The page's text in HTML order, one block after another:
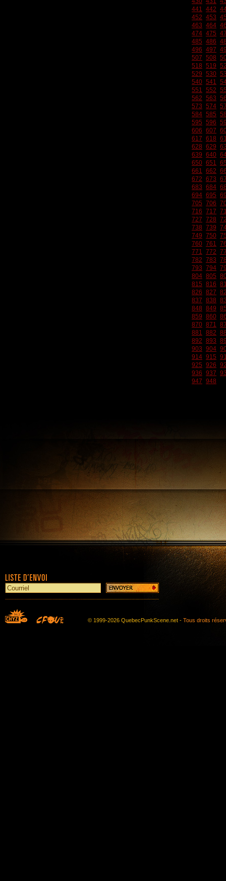
441 442
452 453
463 464
474 475
485 486
496 497
507 508
518 519
529 530
540 541
551 552
562 563
573 574
584 585
595 596
606 607
617 618
628 629
639 640
650 651
661 662
672 673
683 684
694 695
705 706
716 717
727 728
738 739
749 750
760 761
771 772
782 783
793 794
804 805
815 816
826 827
837 838
848 849
859 860
870 871
881 882
892 893
903 904
914 915
925 926
936 937
947 948
© 1999-2026 QuebecPunkScene.net - Tous droits